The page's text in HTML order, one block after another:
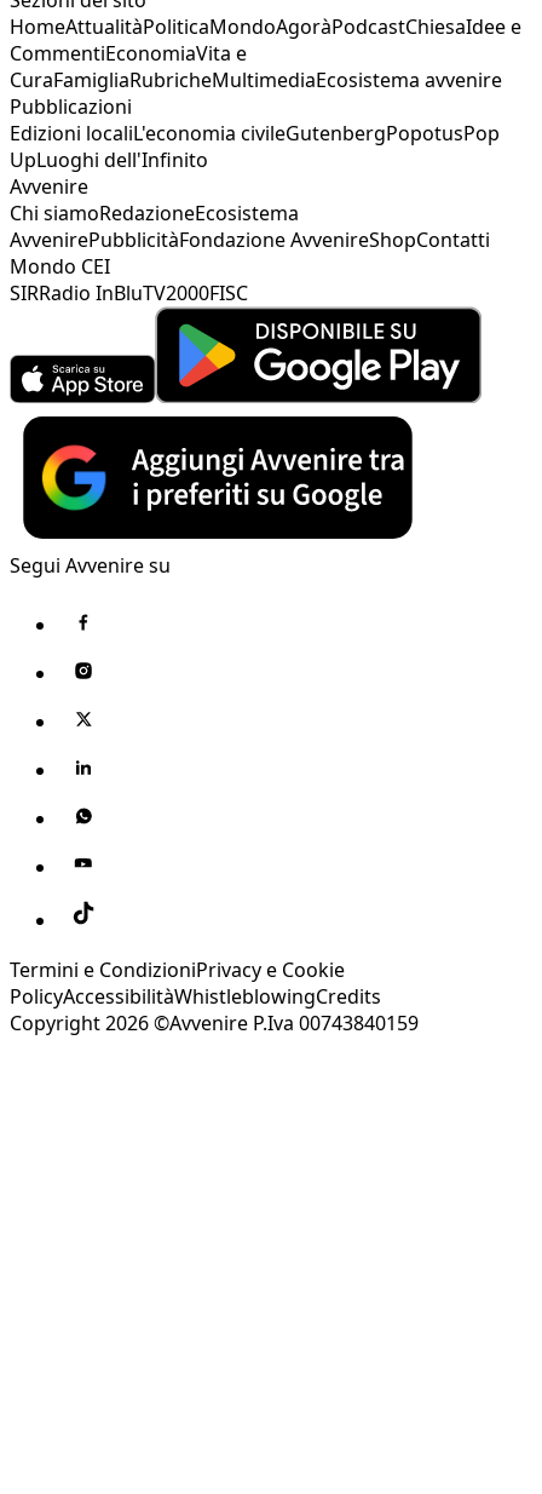
HomeAttualitàPoliticaMondoAgoràPodcastChiesaIdee e
CommentiEconomiaVita e
CuraFamigliaRubricheMultimediaEcosistema avvenire
Pubblicazioni
Edizioni localiL'economia civileGutenbergPopotusPop
UpLuoghi dell'Infinito
Avvenire
Chi siamoRedazioneEcosistema
AvvenirePubblicitàFondazione AvvenireShopContatti
Mondo CEI
SIRRadio InBluTV2000FISC
Segui Avvenire su
Termini e CondizioniPrivacy e Cookie
PolicyAccessibilitàWhistleblowingCredits
Copyright 2026 ©Avvenire P.Iva 00743840159